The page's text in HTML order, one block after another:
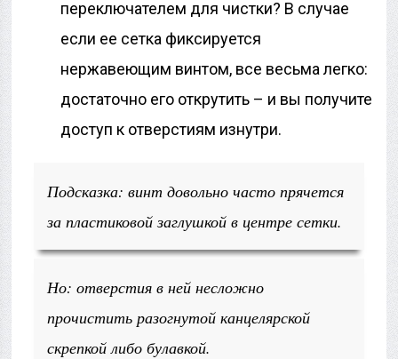
переключателем для чистки? В случае
если ее сетка фиксируется
нержавеющим винтом, все весьма легко:
достаточно его открутить – и вы получите
доступ к отверстиям изнутри.
Подсказка: винт довольно часто прячется
за пластиковой заглушкой в центре сетки.
Но: отверстия в ней несложно
прочистить разогнутой канцелярской
скрепкой либо булавкой.